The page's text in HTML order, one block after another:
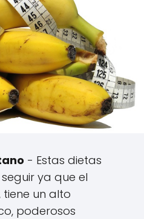
- Estas dietas
ya que el
un alto
poderosos